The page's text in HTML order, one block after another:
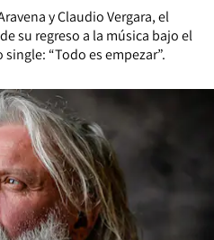
y Claudio Vergara, el
su regreso a la música bajo el
“Todo es empezar”.